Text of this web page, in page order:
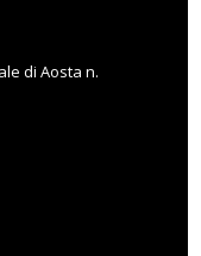
di Aosta n.